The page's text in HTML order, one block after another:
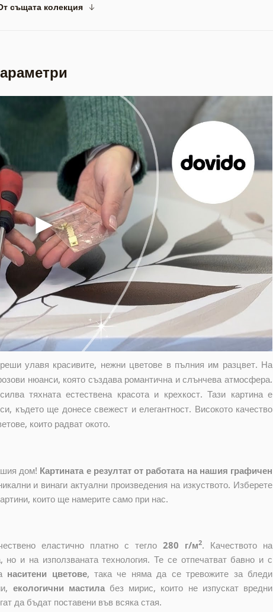
същата колекция
улавя красивите, нежни цветове в пълния им разцвет. На
нюанси, която създава романтична и слънчева атмосфера.
тяхната естествена красота и крехкост. Тази картина е
където ще донесе свежест и елегантност. Високото качество
които радват окото.
дом! Картината е резултат от работата на нашия графичен
и винаги актуални произведения на изкуството. Изберете
които ще намерите само при нас.
еластично платно с тегло 280 г/м2. Качеството на
и на използваната технология. Те се отпечатват бавно и с
наситени цветове, така че няма да се тревожите за бледи
екологични мастилабез мирис, които не изпускат вредни
да бъдат поставени във всяка стая.